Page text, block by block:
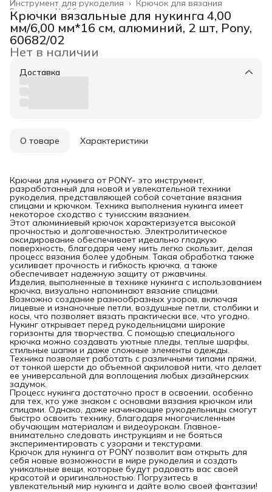
Крючок для вязания
Инструмент для рукоделия ›
Хобби и творчество ›
Главная ›
Крючки вязальные для нукинга 4,00
мм/6,00 мм*16 см, алюминий, 2 шт, Pony,
60682/02
Нет в наличии
Доставка
О товаре Характеристики
Крючки для нукинга от PONY- это инструмент,
разработанный для новой и увлекательной техники
рукоделия, представляющей собой сочетание вязания
спицами и крючком. Техника выполнения нукинга имеет
некоторое сходство с тунисским вязанием.
Этот алюминиевый крючок характеризуется высокой
прочностью и долговечностью. Электролитическое
оксидирование обеспечивает идеально гладкую
поверхность, благодаря чему нить легко скользит, делая
процесс вязания более удобным. Такая обработка также
усиливает прочность и гибкость крючка, а также
обеспечивает надежную защиту от ржавчины.
Изделия, выполненные в технике нукинга с использованием
крючка, визуально напоминают вязание спицами.
Возможно создание разнообразных узоров, включая
лицевые и изнаночные петли, воздушные петли, столбики и
косы, что позволяет вязать практически все, что угодно.
Нукинг открывает перед рукодельницами широкие
горизонты для творчества. С помощью специального
крючка можно создавать уютные пледы, теплые шарфы,
стильные шапки и даже сложные элементы одежды.
Техника позволяет работать с различными типами пряжи,
от тонкой шерсти до объемной акриловой нити, что делает
ее универсальной для воплощения любых дизайнерских
задумок.
Процесс нукинга достаточно прост в освоении, особенно
для тех, кто уже знаком с основами вязания крючком или
спицами. Однако, даже начинающие рукодельницы смогут
быстро освоить технику, благодаря многочисленным
обучающим материалам и видеоурокам. Главное-
внимательно следовать инструкциям и не бояться
экспериментировать с узорами и текстурами.
Крючок для нукинга от PONY позволит вам открыть для
себя новые возможности в мире рукоделия и создать
уникальные вещи, которые будут радовать вас своей
красотой и оригинальностью. Погрузитесь в
увлекательный мир нукинга и дайте волю своей фантазии!